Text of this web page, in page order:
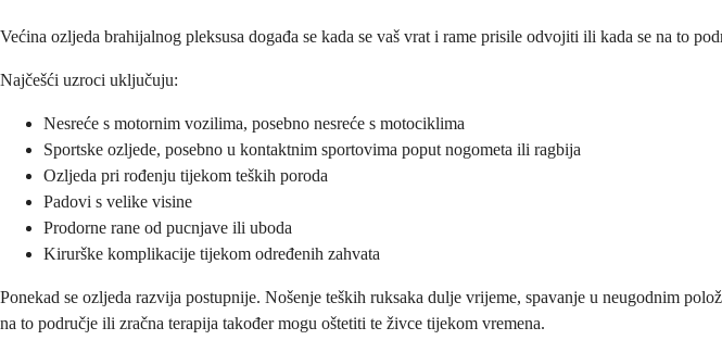
Većina ozljeda brahijalnog pleksusa događa se kada se vaš vrat i rame prisile odvojiti ili kada se na to
Najčešći uzroci uključuju:
Nesreće s motornim vozilima, posebno nesreće s motociklima
Sportske ozljede, posebno u kontaktnim sportovima poput nogometa ili ragbija
Ozljeda pri rođenju tijekom teških poroda
Padovi s velike visine
Prodorne rane od pucnjave ili uboda
Kirurške komplikacije tijekom određenih zahvata
Ponekad se ozljeda razvija postupnije. Nošenje teških ruksaka dulje vrijeme, spavanje u neugodnim
na to područje ili zračna terapija također mogu oštetiti te živce tijekom vremena.